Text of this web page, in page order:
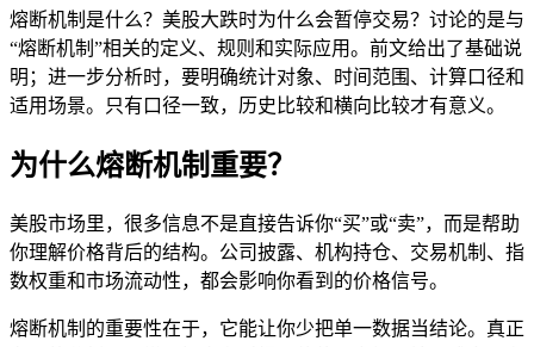
熔断机制是什么？美股大跌时为什么会暂停交易？讨论的是与
“熔断机制”相关的定义、规则和实际应用。前文给出了基础说
明；进一步分析时，要明确统计对象、时间范围、计算口径和
适用场景。只有口径一致，历史比较和横向比较才有意义。
为什么熔断机制重要？
美股市场里，很多信息不是直接告诉你“买”或“卖”，而是帮助
你理解价格背后的结构。公司披露、机构持仓、交易机制、指
数权重和市场流动性，都会影响你看到的价格信号。
熔断机制的重要性在于，它能让你少把单一数据当结论。真正